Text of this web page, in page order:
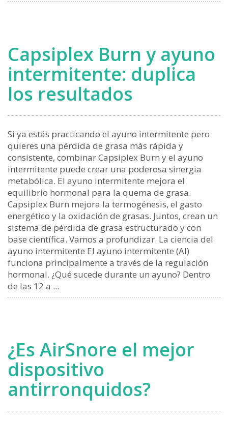
Capsiplex Burn y ayuno
intermitente: duplica
los resultados
Si ya estás practicando el ayuno intermitente pero
quieres una pérdida de grasa más rápida y
consistente, combinar Capsiplex Burn y el ayuno
intermitente puede crear una poderosa sinergia
metabólica. El ayuno intermitente mejora el
equilibrio hormonal para la quema de grasa.
Capsiplex Burn mejora la termogénesis, el gasto
energético y la oxidación de grasas. Juntos, crean un
sistema de pérdida de grasa estructurado y con
base científica. Vamos a profundizar. La ciencia del
ayuno intermitente El ayuno intermitente (AI)
funciona principalmente a través de la regulación
hormonal. ¿Qué sucede durante un ayuno? Dentro
de las 12 a ...
¿Es AirSnore el mejor
dispositivo
antirronquidos?